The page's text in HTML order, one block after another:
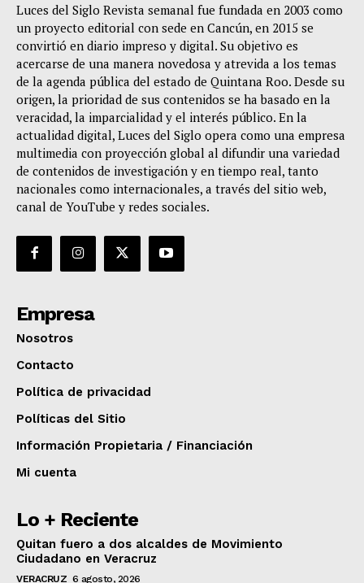
Luces del Siglo Revista semanal fue fundada en 2003 como
un proyecto editorial con sede en Cancún, en 2015 se
convirtió en diario impreso y digital. Su objetivo es
acercarse de una manera novedosa y atrevida a los temas
de la agenda pública del estado de Quintana Roo. Desde su
origen, la prioridad de sus contenidos se ha basado en la
veracidad, la imparcialidad y el interés público. En la
actualidad digital, Luces del Siglo opera como una empresa
multimedia con proyección global al difundir una variedad
de contenidos de investigación y en tiempo real, tanto
nacionales como internacionales, a través del sitio web,
canal de YouTube y redes sociales.
Empresa
Nosotros
Contacto
Política de privacidad
Políticas del Sitio
Información Propietaria / Financiación
Mi cuenta
Lo + Reciente
Quitan fuero a dos alcaldes de Movimiento
Ciudadano en Veracruz
VERACRUZ 6 agosto, 2026